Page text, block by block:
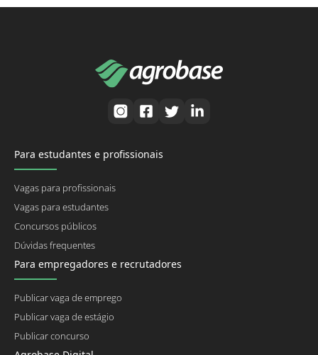
Para estudantes e profissionais
Vagas para profissionais
Vagas para estudantes
Concursos públicos
Dúvidas frequentes
Para empregadores e recrutadores
Publicar vaga de emprego
Publicar vaga de estágio
Publicar concurso